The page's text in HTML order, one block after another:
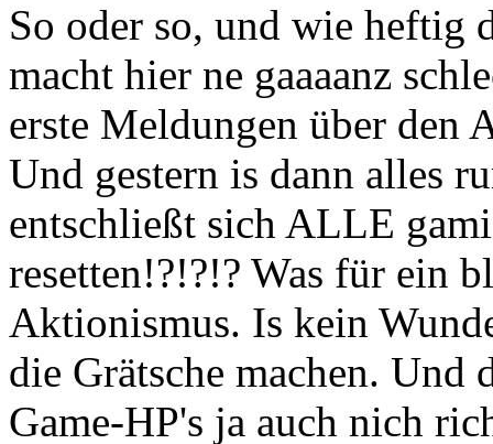
So oder so, und wie heftig
macht hier ne gaaaanz
erste Meldungen über den
Und gestern is dann alles
entschließt sich ALLE
resetten!?!?!? Was für ein
Aktionismus. Is kein
die Grätsche machen. Und
Game-HP's ja auch nich